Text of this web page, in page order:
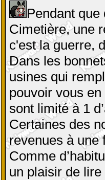
Pendant
Cimetière, une
c'est la guerre,
Dans les
usines qui
pouvoir vous
sont limité à 1
Certaines des
revenues à une
Comme
un plaisir de